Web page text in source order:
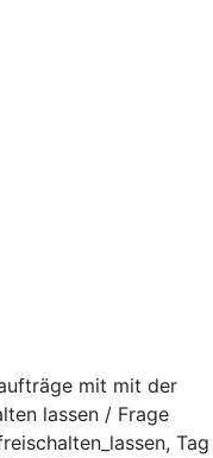
mit mit der
lassen / Frage
Tag